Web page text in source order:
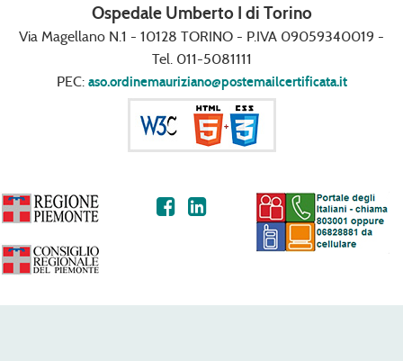
Ospedale Umberto I di Torino
Via Magellano N.1 - 10128 TORINO - P.IVA 09059340019 -
Tel. 011-5081111
PEC: aso.ordinemauriziano@postemailcertificata.it